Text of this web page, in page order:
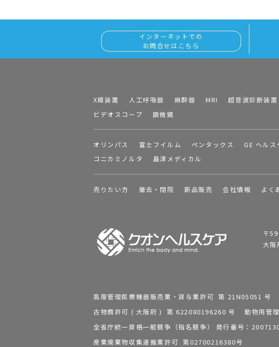
インターネットでの
お問合せはこちら
X線装置 人工呼吸器 麻酔器 MRI 超音波診断装置
ビデオスコープ
顕微鏡
オリンパス 富士フイルム ペンタックス GE ヘルス
コニカミノルタ
島津メディカル
売りたい方 撤去・閉院 新品販売 会社情報 よく
〒
大
高度管理医療機器販売業・貸与業許可 第 21N05051
古物商許可 ( 大阪府 ) 第 622080196260 号 動物用管理
全省庁統一資格一般競争（指名競争） 発行番号：
産業廃棄物収集運搬業許可 第02700216380号